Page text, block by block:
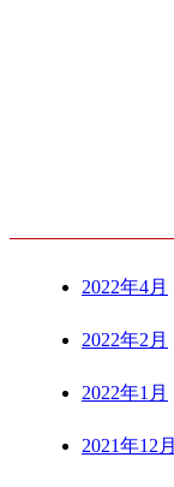
2022年4月
2022年2月
2022年1月
2021年12月